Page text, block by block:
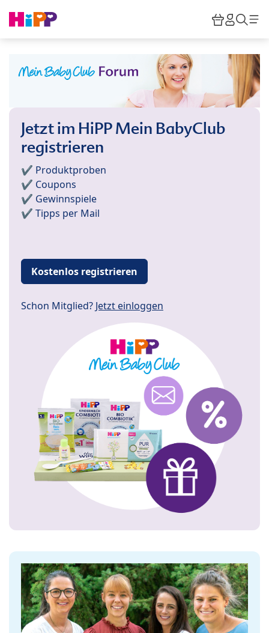
HiPP
Jetzt im HiPP Mein BabyClub
registrieren
✔️ Produktproben
✔️ Coupons
✔️ Gewinnspiele
✔️ Tipps per Mail
Kostenlos registrieren
Schon Mitglied? Jetzt einloggen